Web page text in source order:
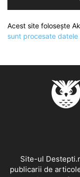
Acest site folosește
sunt procesate
Site-ul
publicarii de